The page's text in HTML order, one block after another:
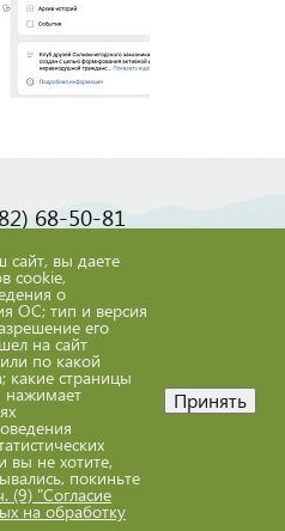
68-50-81
вопрос
свой отзыв
ул. Павла Усова, д.14
+7 (8182) 68-50-81
данных
сайт, вы даете
cookie,
о
ОС; тип и версия
его
на сайт
по какой
какие страницы
нажимает
вы не хотите,
покиньте
(9) "Согласие
на обработку
Принять